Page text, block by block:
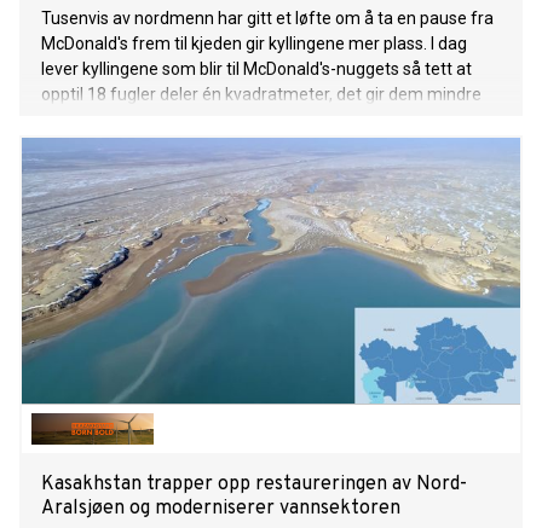
Tusenvis av nordmenn har gitt et løfte om å ta en pause fra
McDonald's frem til kjeden gir kyllingene mer plass. I dag
lever kyllingene som blir til McDonald's-nuggets så tett at
opptil 18 fugler deler én kvadratmeter, det gir dem mindre
Kasakhstan trapper opp restaureringen av Nord-
Aralsjøen og moderniserer vannsektoren